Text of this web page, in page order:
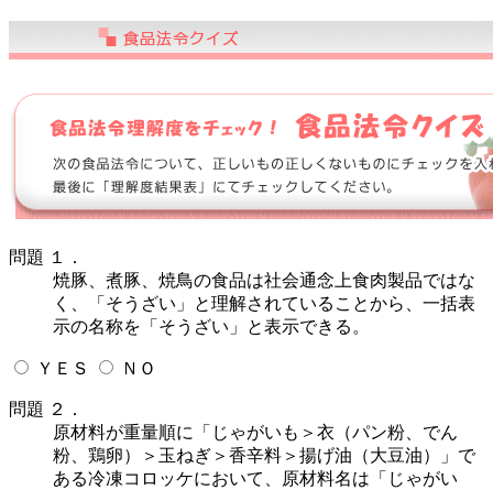
問題 １．
焼豚、煮豚、焼鳥の食品は社会通念上食肉製品ではな
く、「そうざい」と理解されていることから、一括表
示の名称を「そうざい」と表示できる。
ＹＥＳ ＮＯ
問題 ２．
原材料が重量順に「じゃがいも＞衣（パン粉、でん
粉、鶏卵）＞玉ねぎ＞香辛料＞揚げ油（大豆油）」で
ある冷凍コロッケにおいて、原材料名は「じゃがい